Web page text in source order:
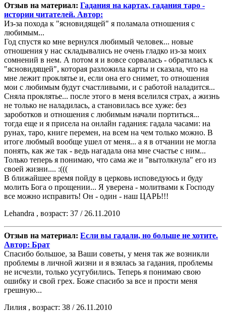
Отзыв на материал: Гадания на картах, гадания таро -
истории читателей. Автор:
Из-за похода к "ясновидящей" я поламала отношения с
любимым...
Год спустя ко мне вернулся любимый человек... новые
отношения у нас складывались не очень гладко из-за моих
сомнений в нем. А потом я и вовсе сорвалась - обратилась к
"ясновидящей", которая разложила карты и сказала, что на
мне лежит проклятье и, если она его снимет, то отношения
мои с любимым будут счастливыми, и с работой наладится...
Сняла проклятье... после этого в меня вселился страх, а жизнь
не только не наладилась, а становилась все хуже: без
зароботков и отношения с любимым начали портиться...
тогда еще и я присела на онлайн гадания: гадала часами: на
рунах, таро, книге перемен, на всем на чем только можно. В
итоге любмый вообще ушел от меня... а я в отчании не могла
понять, как же так - ведь нагадала она мне счастье с ним...
Только теперь я понимаю, что сама же и "вытолкнула" его из
своей жизни.... :(((
В ближайшее время пойду в церковь исповедуюсь и буду
молить Бога о прощении... Я уверена - молитвами к Господу
все можно исправить! Он - один - наш ЦАРЬ!!!
Lehandra , возраст: 37 / 26.11.2010
Отзыв на материал: Если вы гадали, но больше не хотите.
Автор: Брат
Спасибо большое, за Ваши советы, у меня так же возникли
проблемы в личной жизни и я взялась за гадания, проблемы
не исчезли, только усугубились. Теперь я понимаю свою
ошибку и свой грех. Боже спасибо за все и прости меня
грешную...
Лилия , возраст: 38 / 26.11.2010